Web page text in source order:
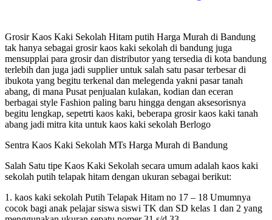
Grosir Kaos Kaki Sekolah Hitam putih Harga Murah di Bandung
tak hanya sebagai grosir kaos kaki sekolah di bandung juga
mensupplai para grosir dan distributor yang tersedia di kota bandung
terlebih dan juga jadi supplier untuk salah satu pasar terbesar di
ibukota yang begitu terkenal dan melegenda yakni pasar tanah
abang, di mana Pusat penjualan kulakan, kodian dan eceran
berbagai style Fashion paling baru hingga dengan aksesorisnya
begitu lengkap, sepetrti kaos kaki, beberapa grosir kaos kaki tanah
abang jadi mitra kita untuk kaos kaki sekolah Berlogo
Sentra Kaos Kaki Sekolah MTs Harga Murah di Bandung
Salah Satu tipe Kaos Kaki Sekolah secara umum adalah kaos kaki
sekolah putih telapak hitam dengan ukuran sebagai berikut:
1. kaos kaki sekolah Putih Telapak Hitam no 17 – 18 Umumnya
cocok bagi anak pelajar siswa siswi TK dan SD kelas 1 dan 2 yang